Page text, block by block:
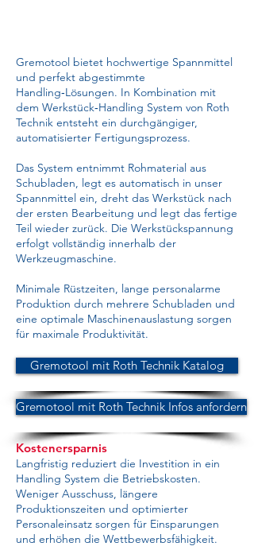
Gremotool bietet hochwertige Spannmittel
und perfekt abgestimmte
Handling‑Lösungen. In Kombination mit
dem Werkstück‑Handling System von Roth
Technik entsteht ein durchgängiger,
automatisierter Fertigungsprozess.
Das System entnimmt Rohmaterial aus
Schubladen, legt es automatisch in unser
Spannmittel ein, dreht das Werkstück nach
der ersten Bearbeitung und legt das fertige
Teil wieder zurück. Die Werkstückspannung
erfolgt vollständig innerhalb der
Werkzeugmaschine.
Minimale Rüstzeiten, lange personalarme
Produktion durch mehrere Schubladen und
eine optimale Maschinenauslastung sorgen
für maximale Produktivität.
Gremotool mit Roth Technik Katalog
Gremotool mit Roth Technik Infos anfordern
Kostenersparnis
Langfristig reduziert die Investition in ein
Handling System die Betriebskosten.
Weniger Ausschuss, längere
Produktionszeiten und optimierter
Personaleinsatz sorgen für Einsparungen
und erhöhen die Wettbewerbsfähigkeit.